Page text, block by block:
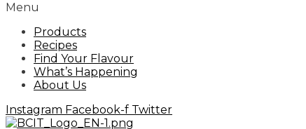
Menu
Products
Recipes
Find Your Flavour
What’s Happening
About Us
Instagram Facebook-f Twitter